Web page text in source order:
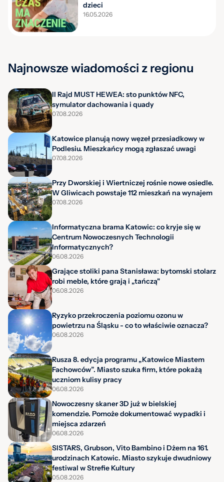
dzieci
16.05.2026
Najnowsze wiadomości z regionu
II Rajd MUST HEWEA: sto punktów NFC,
symulator dachowania i quady
07.08.2026
Katowice planują nowy węzeł przesiadkowy w
Podlesiu. Mieszkańcy mogą zgłaszać uwagi
07.08.2026
Przy Dworskiej i Wiertniczej rośnie nowe osiedle.
W Gliwicach powstaje 112 mieszkań na wynajem
07.08.2026
Informatyczna brama Katowic: co kryje się w
Centrum Nowoczesnych Technologii
Informatycznych?
06.08.2026
Grające stoliki pana Stanisława: bytomski stolarz
robi meble, które grają i „tańczą"
06.08.2026
Ryzyko przekroczenia poziomu ozonu w
powietrzu na Śląsku - co to właściwie oznacza?
06.08.2026
Rusza 8. edycja programu „Katowice Miastem
Fachowców”. Miasto szuka firm, które pokażą
uczniom kulisy pracy
06.08.2026
Nowoczesny skaner 3D już w bielskiej
komendzie. Pomoże dokumentować wypadki i
miejsca zdarzeń
06.08.2026
SISTARS, Grubson, Vito Bambino i Dżem na 161.
urodzinach Katowic. Miasto szykuje dwudniowy
festiwal w Strefie Kultury
05.08.2026